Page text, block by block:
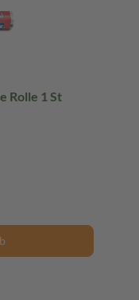
Rolle 1 St